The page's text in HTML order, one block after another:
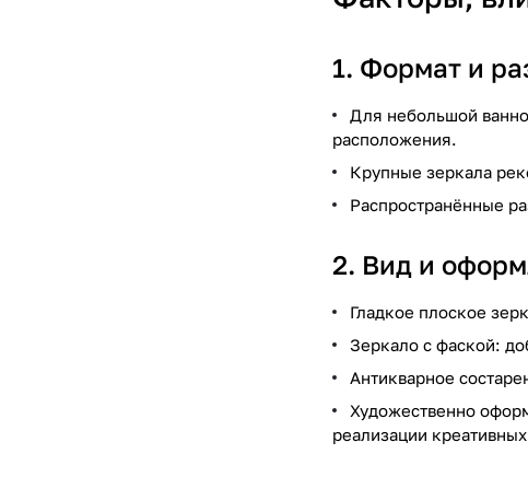
1. Формат и
Для небольшой
расположения.
Крупные зеркала
Распространённые
2. Вид и
Гладкое плоское
Зеркало с фаской:
Антикварное
Художественно
реализации